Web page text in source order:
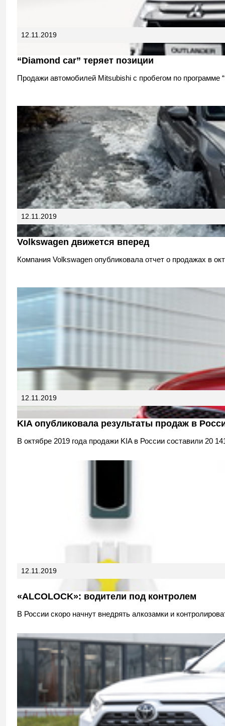
12.11.2019
“Diamond car” теряет позиции
Продажи автомобилей Mitsubishi с пробегом по программе
12.11.2019
Volkswagen движется вперед
Компания Volkswagen опубликовала отчет о продажах в
12.11.2019
KIA опубликовала результаты продаж в
В октябре 2019 года продажи KIA в России составили 20
12.11.2019
«ALCOLOCK»: водители под контролем
В России скоро начнут внедрять алкозамки и